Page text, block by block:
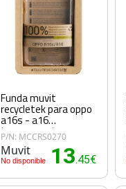
Funda muvit
recycletek para oppo
a16s - a16
transparente
P/N: MCCRS0270
Muvit
No disponible 13.45€